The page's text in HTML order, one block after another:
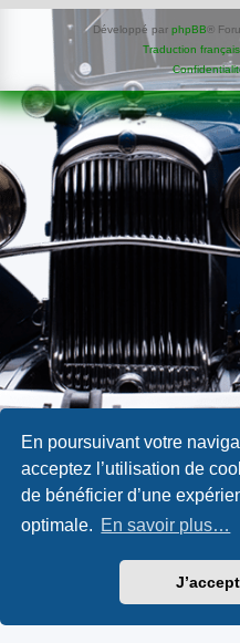
En poursuivant votre
acceptez l’utilisation de
de bénéficier d’une
optimale. En savoir plus…
Développé parphpBB ®
Traduction